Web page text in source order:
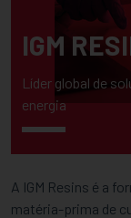
IGM
Líder global de
energia
A IGM Resins é a
matéria-prima de